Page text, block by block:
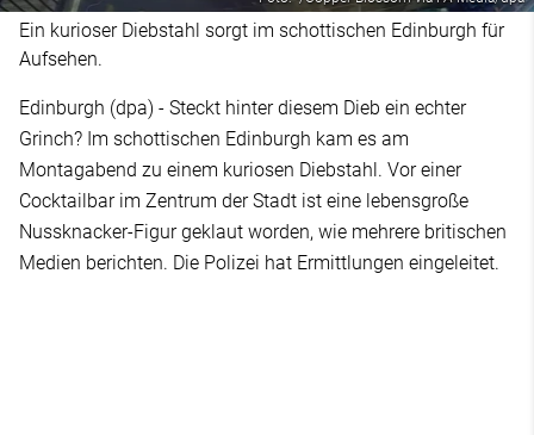
Ein kurioser Diebstahl sorgt im schottischen Edinburgh für
Aufsehen.
Edinburgh (dpa) - Steckt hinter diesem Dieb ein echter
Grinch? Im schottischen Edinburgh kam es am
Montagabend zu einem kuriosen Diebstahl. Vor einer
Cocktailbar im Zentrum der Stadt ist eine lebensgroße
Nussknacker-Figur geklaut worden, wie mehrere britischen
Medien berichten. Die Polizei hat Ermittlungen eingeleitet.